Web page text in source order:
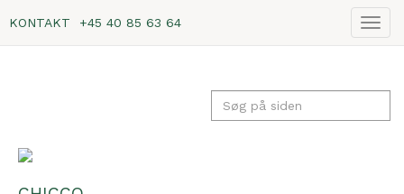
Vis
KONTAKT +45 40 85 63 64